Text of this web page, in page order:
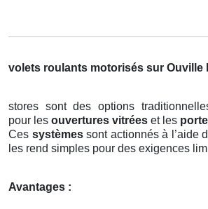
volets roulants motorisés sur Ouville
stores sont des options
pour les ouvertures vitrées et les
Ces systèmessont actionnés à l’aide
les rend simples pour des exigences
Avantages :